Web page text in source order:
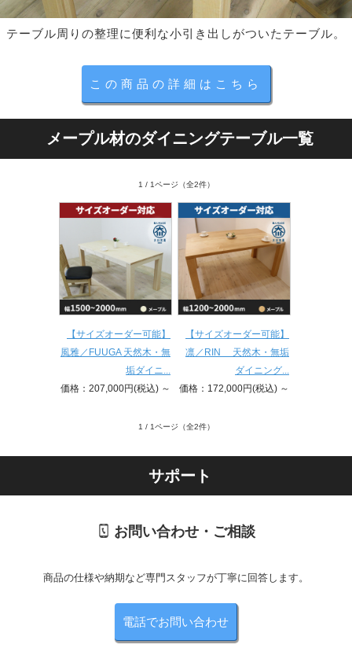
テーブル周りの整理に便利な小引き出しがついたテーブル。
この商品の詳細はこちら
メープル材のダイニングテーブル一覧
1 / 1ページ （全2件）
【サイズオーダー可能】
風雅／FUUGA 天然木・無
垢ダイニ...
価格：207,000円(税込) ～
【サイズオーダー可能】
凛／RIN 天然木・無垢
ダイニング...
価格：172,000円(税込) ～
1 / 1ページ （全2件）
サポート
お問い合わせ・ご相談
商品の仕様や納期など専門スタッフが丁寧に回答します。
電話でお問い合わせ